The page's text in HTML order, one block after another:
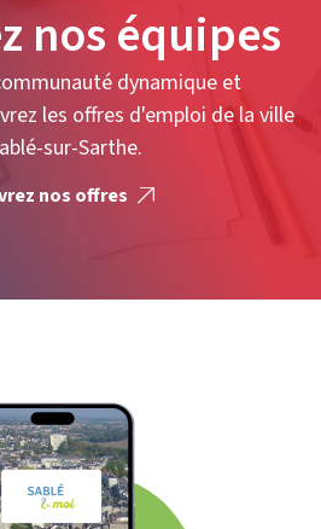
nos équipes
dynamique et
les offres d'emploi de la ville
sur-Sarthe.
nos offres